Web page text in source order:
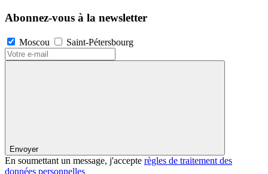
Abonnez-vous à la newsletter
Moscou Saint-Pétersbourg
Envoyer
En soumettant un message, j'accepte règles de traitement des
données personnelles